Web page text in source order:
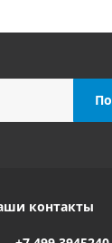
контакты